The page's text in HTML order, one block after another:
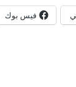
فيس بوك